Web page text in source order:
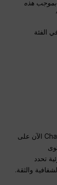
بموجب هذه
الفئة
تحدد
والثقة.